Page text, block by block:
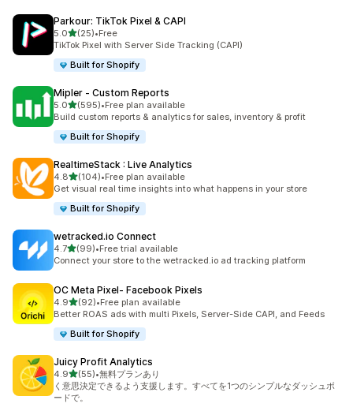
Parkour: TikTok Pixel & CAPI
5.05つ星中
(25)
合計レビュー数：25件
•Free
TikTok Pixel with Server Side Tracking (CAPI)
Built for Shopify
Mipler ‑ Custom Reports
5.05つ星中
(595)
合計レビュー数：595件
•Free plan available
Build custom reports & analytics for sales, inventory & profit
Built for Shopify
RealtimeStack : Live Analytics
4.85つ星中
(104)
合計レビュー数：104件
•Free plan available
Get visual real time insights into what happens in your store
Built for Shopify
wetracked.io Connect
4.75つ星中
(99)
合計レビュー数：99件
•Free trial available
Connect your store to the wetracked.io ad tracking platform
OC Meta Pixel‑ Facebook Pixels
4.95つ星中
(92)
合計レビュー数：92件
•Free plan available
Better ROAS ads with multi Pixels, Server-Side CAPI, and Feeds
Built for Shopify
Juicy Profit Analytics
4.95つ星中
(55)
合計レビュー数：55件
•無料プランあり
く意思決定できるよう支援します。すべてを1つのシンプルなダッシュボ
ードで。